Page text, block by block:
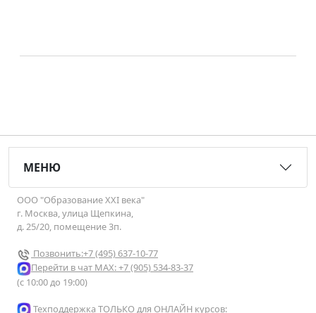
МЕНЮ
ООО "Образование XXI века"
г. Москва, улица Щепкина,
д. 25/20, помещение 3п.
Позвонить:+7 (495) 637-10-77
Перейти в чат МАХ: +7 (905) 534-83-37
(с 10:00 до 19:00)
Техподдержка ТОЛЬКО для ОНЛАЙН курсов: